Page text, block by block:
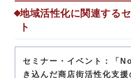
地域活性化に関連する
ト
セミナー・イベント：「
き込んだ商店街活性化支援